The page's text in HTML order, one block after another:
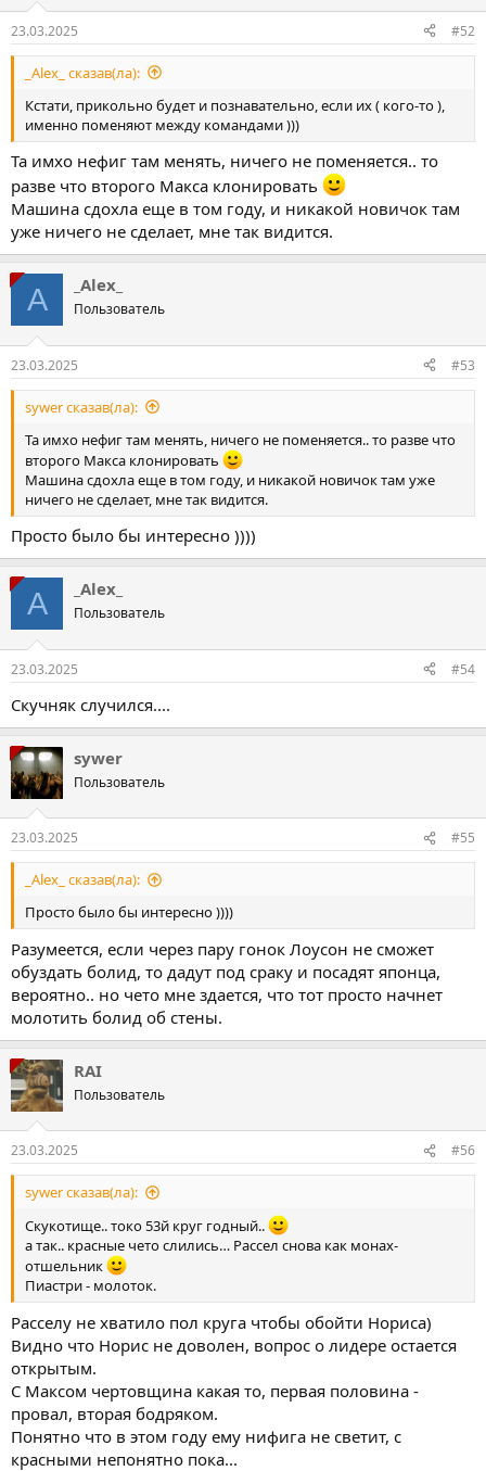
23.03.2025 #52
_Alex_ сказав(ла):
Кстати, прикольно будет и познавательно, если их ( кого-то ),
именно поменяют между командами )))
Та имхо нефиг там менять, ничего не поменяется.. то
разве что второго Макса клонировать
Машина сдохла еще в том году, и никакой новичок там
уже ничего не сделает, мне так видится.
A _Alex_
Пользователь
23.03.2025 #53
sywer сказав(ла):
Та имхо нефиг там менять, ничего не поменяется.. то разве что
второго Макса клонировать
Машина сдохла еще в том году, и никакой новичок там уже
ничего не сделает, мне так видится.
Просто было бы интересно ))))
A _Alex_
Пользователь
23.03.2025 #54
Скучняк случился....
sywer
Пользователь
23.03.2025 #55
_Alex_ сказав(ла):
Просто было бы интересно ))))
Разумеется, если через пару гонок Лоусон не сможет
обуздать болид, то дадут под сраку и посадят японца,
вероятно.. но чето мне здается, что тот просто начнет
молотить болид об стены.
RAI
Пользователь
23.03.2025 #56
sywer сказав(ла):
Скукотище.. токо 53й круг годный..
а так.. красные чето слились… Рассел снова как монах-
отшельник
Пиастри - молоток.
Расселу не хватило пол круга чтобы обойти Нориса)
Видно что Норис не доволен, вопрос о лидере остается
открытым.
С Максом чертовщина какая то, первая половина -
провал, вторая бодряком.
Понятно что в этом году ему нифига не светит, с
красными непонятно пока...